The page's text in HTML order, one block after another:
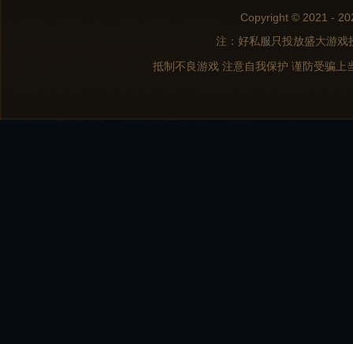
Copyright © 2021 -
注：好私服只投放盛大游
抵制不良游戏 注意自我保护 谨防受骗